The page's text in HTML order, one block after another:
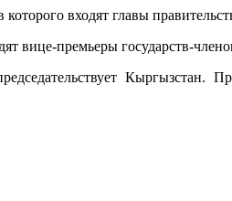
входят главы
вице-премьеры государств-
Кыргызстан.